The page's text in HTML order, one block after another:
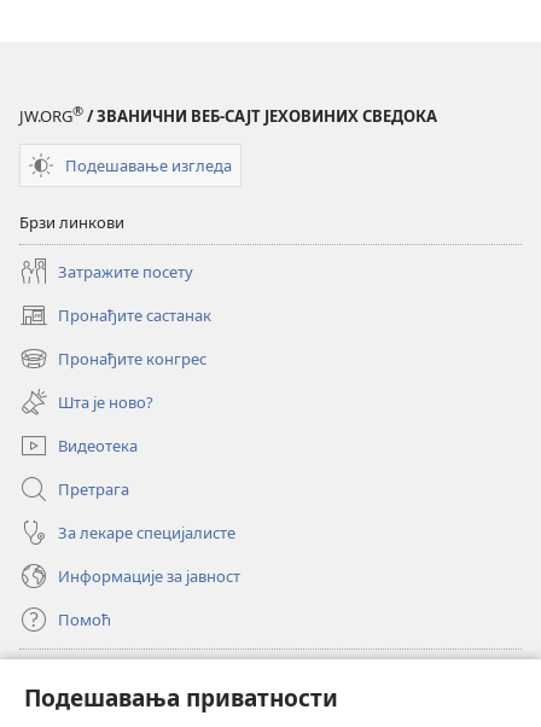
Подешавања приватности
JW.ORG® / ЗВАНИЧНИ ВЕБ-САЈТ ЈЕХОВИНИХ СВЕДОКА
Подешавање изгледа
Брзи линкови
Затражите посету
Пронађите састанак
(отвара
нови
прозор)
Пронађите конгрес
(отвара
нови
прозор)
Шта је ново?
Видеотека
Претрага
За лекаре специјалисте
Информације за јавност
Помоћ
(отвара
нови